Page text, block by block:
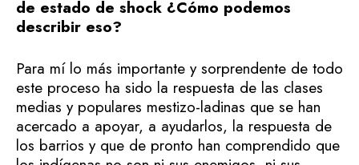
de estado de shock ¿Cómo podemos
describir eso?
Para mí lo más importante y sorprendente de todo
este proceso ha sido la respuesta de las clases
medias y populares mestizo-ladinas que se han
acercado a apoyar, a ayudarlos, la respuesta de
los barrios y que de pronto han comprendido que